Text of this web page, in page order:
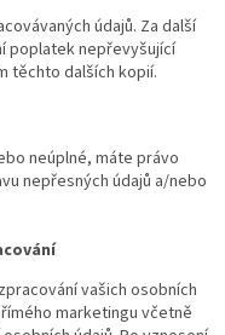
údajů. Za další
poplatek nepřevyšující
těchto dalších kopií.
neúplné, máte právo
nepřesných údajů a/nebo
vašich osobních
marketingu včetně